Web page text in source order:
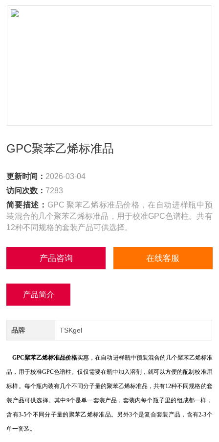
GPC聚苯乙烯标准品
更新时间： 2026-03-04
访问次数： 7283
简要描述： GPC 聚苯乙烯标准品价格，在自动进样瓶中预
装混合的几个聚苯乙烯标准品，用于校准GPC色谱柱。共有
12种不同规格的套装产品可供选择。
产品咨询 在线客服
产品简介
品牌 TSKgel
GPC聚苯乙烯标准品价格实惠，在自动进样瓶中预装混合的几个聚苯乙烯标准
品，用于校准GPC色谱柱。仅仅需要在瓶中加入溶剂，就可以方便的配制校准用
标样。每个瓶内装有几个不同分子量的聚苯乙烯标准品，共有12种不同规格的套
装产品可供选择。其中9个是单一套装产品，套装内每个瓶子里的组成都一样，
含有3-5个不同分子量的聚苯乙烯标准品。另外3个是复合套装产品，含有2-3个
单一套装。